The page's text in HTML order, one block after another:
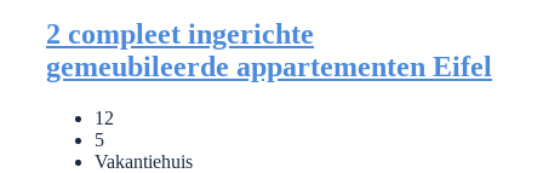
2 compleet ingerichte
gemeubileerde appartementen Eifel
12
5
Vakantiehuis